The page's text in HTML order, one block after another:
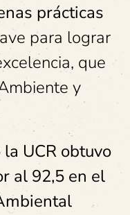
prácticas
para lograr
que
y
la UCR obtuvo
al 92,5 en el